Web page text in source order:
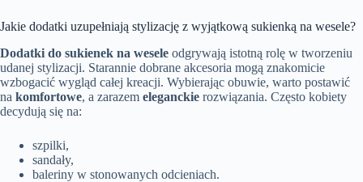
Jakie dodatki uzupełniają stylizację z wyjątkową sukienką na wesele?
Dodatki do sukienek na wesele odgrywają istotną rolę w tworzeniu
udanej stylizacji. Starannie dobrane akcesoria mogą znakomicie
wzbogacić wygląd całej kreacji. Wybierając obuwie, warto postawić
na komfortowe, a zarazem eleganckie rozwiązania. Często kobiety
decydują się na:
szpilki,
sandały,
baleriny w stonowanych odcieniach.